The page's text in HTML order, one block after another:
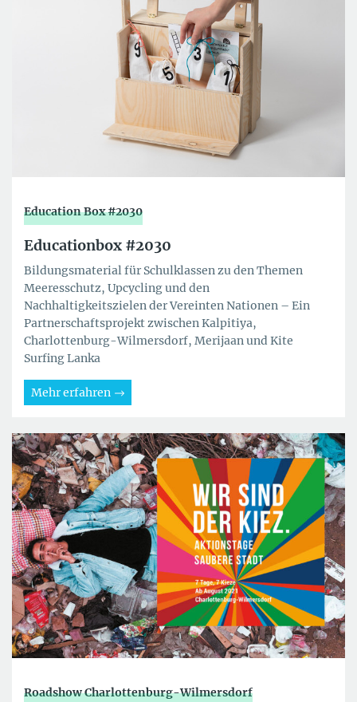
Education Box #2030
Educationbox #2030
Bildungsmaterial für Schulklassen zu den Themen
Meeresschutz, Upcycling und den
Nachhaltigkeitszielen der Vereinten Nationen – Ein
Partnerschaftsprojekt zwischen Kalpitiya,
Charlottenburg-Wilmersdorf, Merijaan und Kite
Surfing Lanka
Mehr erfahren
Roadshow Charlottenburg-Wilmersdorf